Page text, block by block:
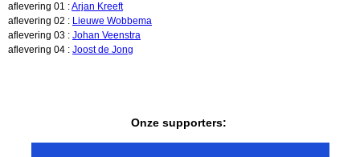
aflevering 01 :Arjan Kreeft
aflevering 02 : Lieuwe Wobbema
aflevering 03 : Johan Veenstra
aflevering 04 : Joost de Jong
Onze supporters: